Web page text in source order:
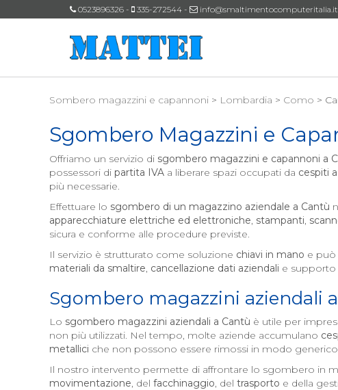
0523896326 - 335-272544 - info@smaltimentocomputeritalia.it
Sombero magazzini e capannoni > Lombardia > Como >
Sgombero Magazzini e
Offriamo un servizio di sgombero magazzini e capannoni a
possessori di partita IVA a liberare spazi occupati da cespiti
più necessarie.
Effettuare lo sgombero di un magazzino aziendale a Cantù
apparecchiature elettriche ed elettroniche, stampanti,
sicura e conforme alle procedure previste.
Il servizio è strutturato come soluzione chiavi in mano e può
materiali da smaltire, cancellazione dati aziendali e supporto
Sgombero magazzini aziendali a
Lo sgombero magazzini aziendali a Cantù è utile per
non più utilizzati. Nel tempo, molte aziende accumulano
metallici che non possono essere rimossi in modo
Il nostro intervento permette di affrontare lo sgombero in
movimentazione, del facchinaggio, del trasporto e della